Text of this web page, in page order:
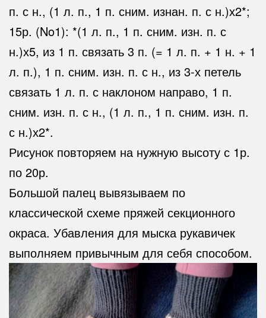
п. с н., (1 л. п., 1 п. сним. изнан. п. с н.)х2*;
15р. (No1): *(1 л. п., 1 п. сним. изн. п. с
н.)х5, из 1 п. связать 3 п. (= 1 л. п. + 1 н. + 1
л. п.), 1 п. сним. изн. п. с н., из 3-х петель
связать 1 л. п. с наклоном направо, 1 п.
сним. изн. п. с н., (1 л. п., 1 п. сним. изн. п.
с н.)х2*.
Рисунок повторяем на нужную высоту с 1р.
по 20р.
Большой палец вывязываем по
классической схеме пряжей секционного
окраса. Убавления для мыска рукавичек
выполняем привычным для себя способом.